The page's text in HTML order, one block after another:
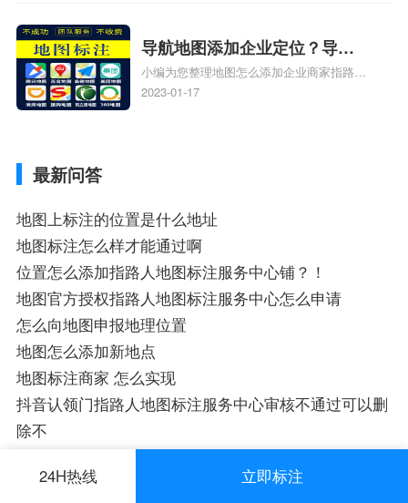
导航地图添加企业定位？导航
定位企业？
小编为您整理地图怎么添加企业商家指路人
地图标注服务中心铺名称、地图怎么添加企
2023-01-17
最新问答
地图上标注的位置是什么地址
地图标注怎么样才能通过啊
位置怎么添加指路人地图标注服务中心铺？！
地图官方授权指路人地图标注服务中心怎么申请
怎么向地图申报地理位置
地图怎么添加新地点
地图标注商家 怎么实现
抖音认领门指路人地图标注服务中心审核不通过可以删
除不
企业商户名称可以修改吗
客服24H热线 立即标注